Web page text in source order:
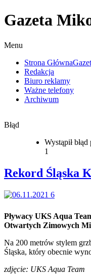
Gazeta
Menu
Strona Główna
Redakcja
Biuro reklamy
Ważne telefony
Archiwum
Błąd
Wystąpił
1
Rekord Śląska
Pływacy UKS Aqua
Otwartych Zimowych
Na 200 metrów stylem
Śląska, który obecnie
zdjęcie: UKS Aqua Team